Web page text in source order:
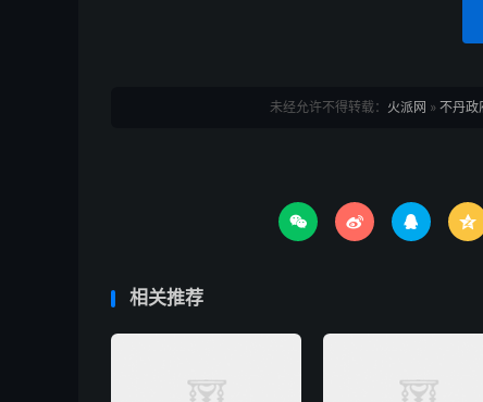
未经允许不得转载： 火派网 » 不丹政
   
相关推荐